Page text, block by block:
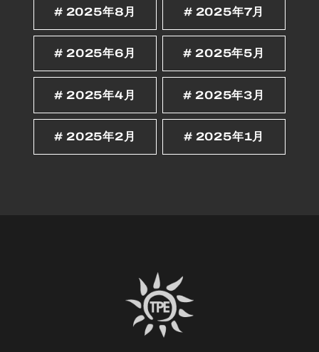
2025年8月 2025年7月
2025年6月 2025年5月
2025年4月 2025年3月
2025年2月 2025年1月